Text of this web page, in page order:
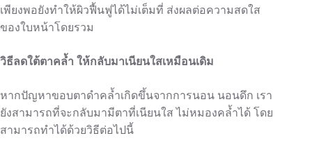
เพียงพอยังทำให้ผิวฟื้นฟูได้ไม่เต็มที่ ส่งผลต่อความสดใส
ของใบหน้าโดยรวม
วิธีลดใต้ตาคล้ำ ให้กลับมาเนียนใสเหมือนเดิม
หากปัญหาขอบตาดำคล้ำเกิดขึ้นจากการนอน นอนดึก เรา
ยังสามารถที่จะกลับมามีตาที่เนียนใส ไม่หมองคล้ำได้ โดย
สามารถทำได้ด้วยวิธีต่อไปนี้